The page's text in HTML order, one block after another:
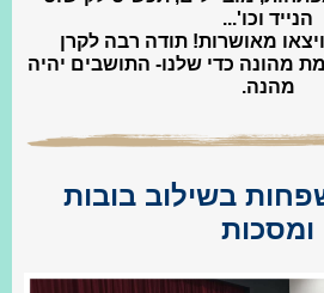
הנייד וכו'...
מאושרות! תודה רבה לקרן
מהונה כדי שלנו- התושבים יהיה
מהנה.
בשילוב בובות
ומסכות